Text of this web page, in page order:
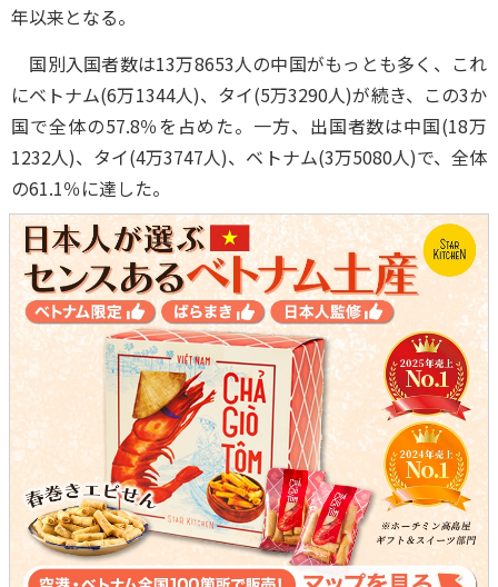
年以来となる。
国別入国者数は13万8653人の中国がもっとも多く、これ
にベトナム(6万1344人)、タイ(5万3290人)が続き、この3か
国で全体の57.8％を占めた。一方、出国者数は中国(18万
1232人)、タイ(4万3747人)、ベトナム(3万5080人)で、全体
の61.1％に達した。